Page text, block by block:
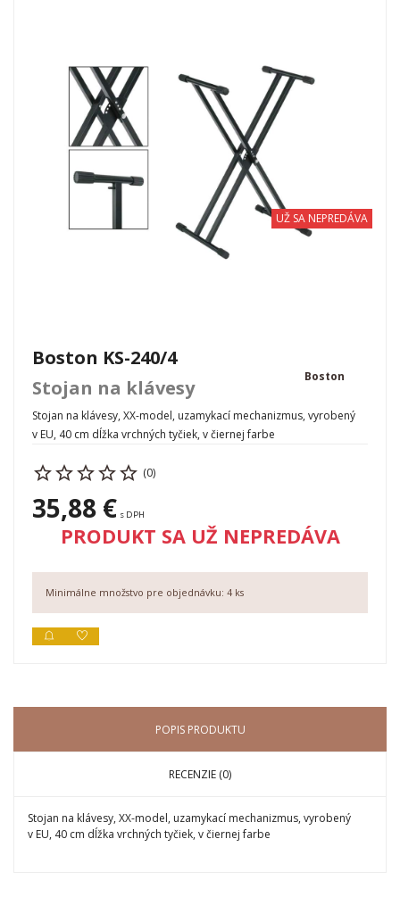
UŽ SA NEPREDÁVA
Boston KS-240/4
Stojan na klávesy
Boston
Stojan na klávesy, XX-model, uzamykací mechanizmus, vyrobený
v EU, 40 cm dĺžka vrchných tyčiek, v čiernej farbe
(0)
35,88 € s DPH
PRODUKT SA UŽ NEPREDÁVA
Minimálne množstvo pre objednávku: 4 ks
POPIS PRODUKTU
RECENZIE (0)
Stojan na klávesy, XX-model, uzamykací mechanizmus, vyrobený
v EU, 40 cm dĺžka vrchných tyčiek, v čiernej farbe